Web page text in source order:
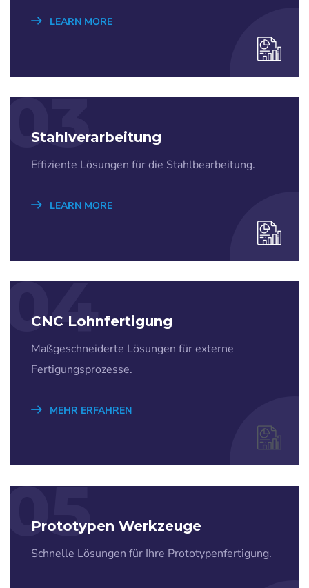
LEARN MORE
03
Stahlverarbeitung
Effiziente Lösungen für die Stahlbearbeitung.
LEARN MORE
04
CNC Lohnfertigung
Maßgeschneiderte Lösungen für externe
Fertigungsprozesse.
MEHR ERFAHREN
05
Prototypen Werkzeuge
Schnelle Lösungen für Ihre Prototypenfertigung.